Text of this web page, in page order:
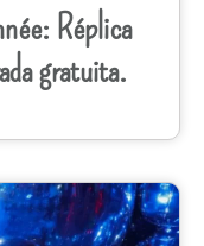
Réplica
gratuita.